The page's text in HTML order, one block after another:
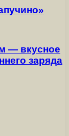
— вкусное
заряда